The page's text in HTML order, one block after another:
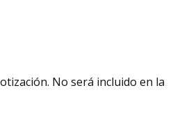
No será incluido en la